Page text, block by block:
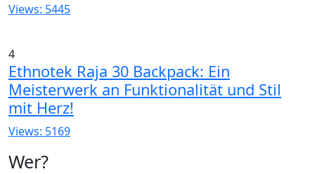
Views: 5445
4
Ethnotek Raja 30 Backpack: Ein
Meisterwerk an Funktionalität und Stil
mit Herz!
Views: 5169
Wer?